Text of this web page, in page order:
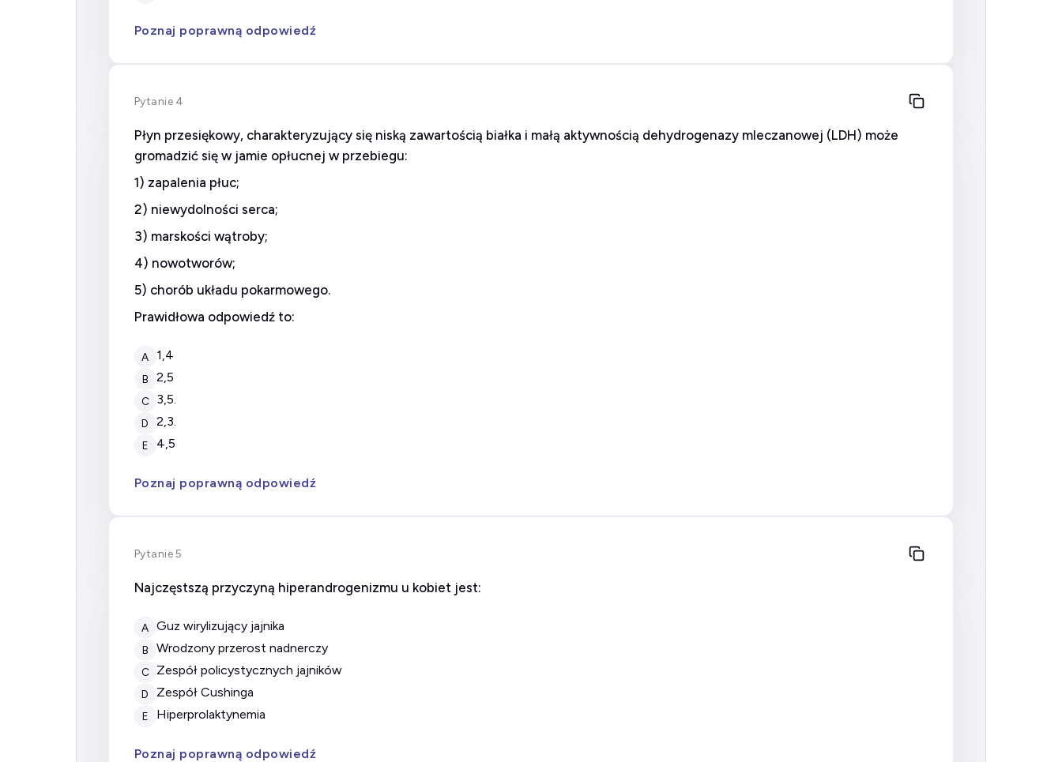
Poznaj poprawną odpowiedź
Pytanie 4
Płyn przesiękowy, charakteryzujący się niską zawartością białka i małą aktywnością dehydrogenazy mleczanowej (LDH) może
gromadzić się w jamie opłucnej w przebiegu:
1) zapalenia płuc;
2) niewydolności serca;
3) marskości wątroby;
4) nowotworów;
5) chorób układu pokarmowego.
Prawidłowa odpowiedź to:
A 1,4
B 2,5
C 3,5.
D 2,3.
E 4,5
Poznaj poprawną odpowiedź
Pytanie 5
Najczęstszą przyczyną hiperandrogenizmu u kobiet jest:
A Guz wirylizujący jajnika
B Wrodzony przerost nadnerczy
C Zespół policystycznych jajników
D Zespół Cushinga
E Hiperprolaktynemia
Poznaj poprawną odpowiedź